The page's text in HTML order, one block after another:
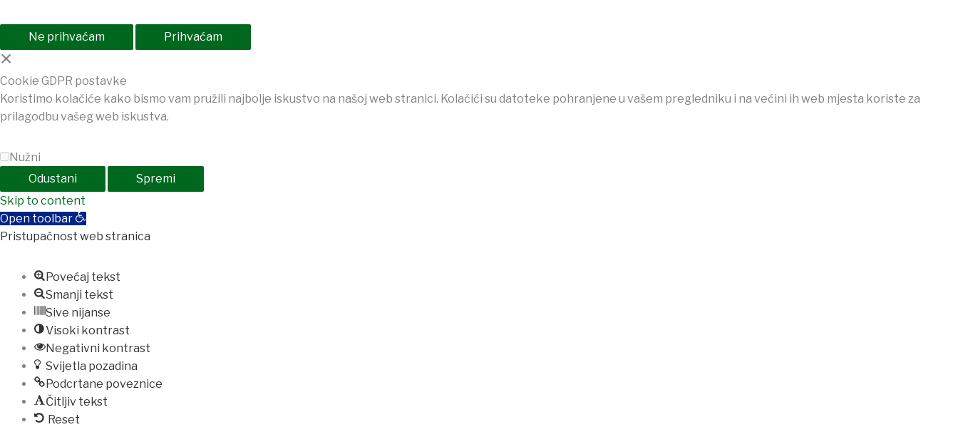
Ne prihvaćam Prihvaćam
×
Cookie GDPR postavke
Koristimo kolačiće kako bismo vam pružili najbolje iskustvo na našoj web stranici. Kolačići su datoteke pohranjene u vašem pregledniku i na većini ih web mjesta koriste za
prilagodbu vašeg web iskustva.
Nužni
Odustani
Spremi
Skip to content
Open toolbar
Pristupačnost web stranica
Povećaj tekst
Smanji tekst
Sive nijanse
Visoki kontrast
Negativni kontrast
Svijetla pozadina
Podcrtane poveznice
Čitljiv tekst
Reset